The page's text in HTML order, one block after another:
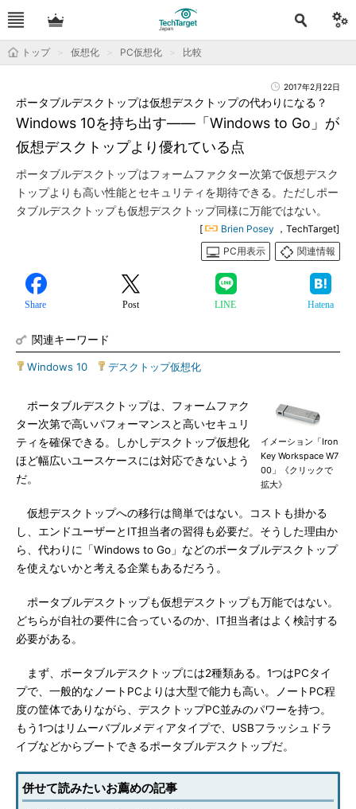
トップ 仮想化 PC仮想化 比較
2017年2月22日
Windows 10を持ち出す――「Windows to Go」が
仮想デスクトップより優れている点
ポータブルデスクトップは仮想デスクトップの代わりになる？
ポータブルデスクトップはフォームファクター次第で仮想デスク
トップよりも高い性能とセキュリティを期待できる。ただしポー
タブルデスクトップも仮想デスクトップ同様に万能ではない。
[ Brien Posey ，TechTarget]
PC用表示
関連情報
Share Post LINE Hatena
関連キーワード
Windows 10 デスクトップ仮想化
イメーション「Iron
Key Workspace W7
00」《クリックで
拡大》
ポータブルデスクトップは、フォームファク
ター次第で高いパフォーマンスと高いセキュリ
ティを確保できる。しかしデスクトップ仮想化
ほど幅広いユースケースには対応できないよう
だ。
仮想デスクトップへの移行は簡単ではない。コストも掛かる
し、エンドユーザーとIT担当者の習得も必要だ。そうした理由か
ら、代わりに「Windows to Go」などのポータブルデスクトップ
を使えないかと考える企業もあるだろう。
ポータブルデスクトップも仮想デスクトップも万能ではない。
どちらが自社の要件に合っているのか、IT担当者はよく検討する
必要がある。
まず、ポータブルデスクトップには2種類ある。1つはPCタイ
プで、一般的なノートPCよりは大型で能力も高い。ノートPC程
度の筐体でありながら、デスクトップPC並みのパワーを持つ。
もう1つはリムーバブルメディアタイプで、USBフラッシュドラ
イブなどからブートできるポータブルデスクトップだ。
併せて読みたいお薦めの記事